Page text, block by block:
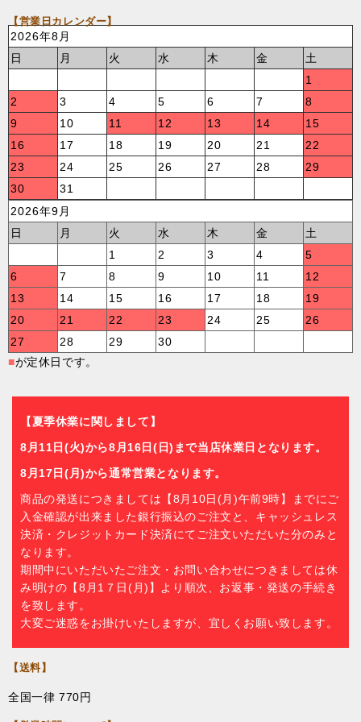
【営業日カレンダー】
2026年8月
日
月 火 水 木 金
土
1
2
3 4 5 6 7
8
9
10 11 12 13 14
15
16
17 18 19 20 21
22
23
24 25 26 27 28
29
30
31
2026年9月
日
月 火 水 木 金
土
1
2 3 4
5
6
7 8 9 10 11
12
13
14 15 16 17 18
19
20
21 22 23 24 25
26
27
28 29
30
■が定休日です。
【夏季休業に関しまして】
8月11日(火)から8月16日(日)まで当店休業日となります。
8月17日(月)から通常営業となります。
商品の発送につきましては【8月10日(月)午前9時】までにご
入金確認が出来ました銀行振込のご注文と、キャッシュレス
決済・クレジットカード決済にてご注文いただいた分のみと
なります。
期間中にいただいたご注文・お問い合わせにつきましては休
み明けの【8月1７日(月)】より順次、お返事・発送の手続き
を致します。
大変ご迷惑をお掛けいたしますが、宜しくお願い致します。
【送料】
全国一律 770円